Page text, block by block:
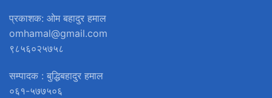
प्रकाशक: ओम बहादुर हमाल
omhamal@gmail.com
९८५६०२५७५८
सम्पादक : बुद्धिबहादुर हमाल
०६१-५७७५०६